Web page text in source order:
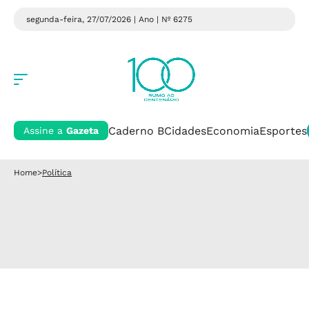
segunda-feira, 27/07/2026 | Ano | Nº 6275
Assine a Gazeta Caderno BCidadesEconomiaEsportes
Home>Política